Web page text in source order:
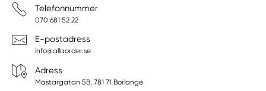
Telefonnummer
070 681 52 22
E-postadress
info@allaorder.se
Adress
Mästargatan 5B, 781 71 Borlänge